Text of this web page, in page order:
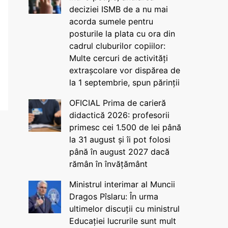
deciziei ISMB de a nu mai
acorda sumele pentru
posturile la plata cu ora din
cadrul cluburilor copiilor:
Multe cercuri de activități
extrașcolare vor dispărea de
la 1 septembrie, spun părinții
OFICIAL Prima de carieră
didactică 2026: profesorii
primesc cei 1.500 de lei până
la 31 august și îi pot folosi
până în august 2027 dacă
rămân în învățământ
Ministrul interimar al Muncii
Dragos Pîslaru: În urma
ultimelor discuții cu ministrul
Educației lucrurile sunt mult